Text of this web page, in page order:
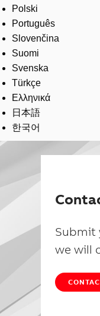
Polski
Português
Slovenčina
Suomi
Svenska
Türkçe
Ελληνικά
日本語
한국어
Submit
we will